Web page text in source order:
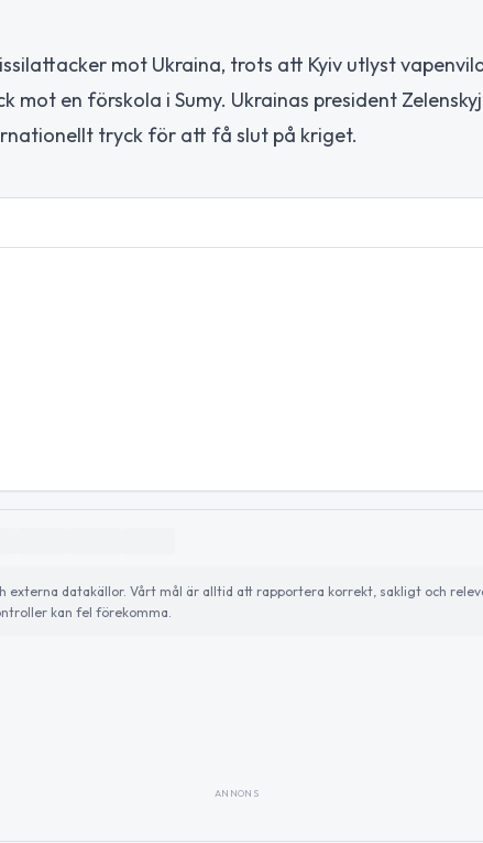
mot Ukraina, trots att Kyiv utlyst
en förskola i Sumy. Ukrainas president Zelenskyj
tryck för att få slut på kriget.
datakällor. Vårt mål är alltid att rapportera korrekt, sakligt och
kan fel förekomma.
ANNONS